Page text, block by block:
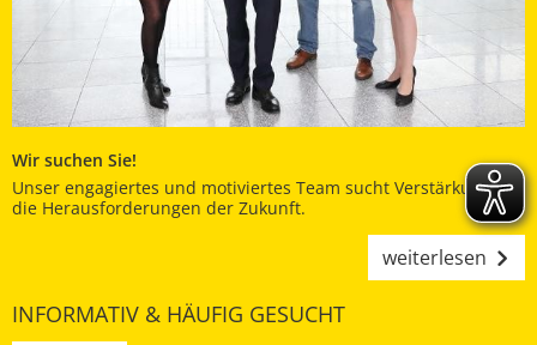
Wir suchen Sie!
Unser engagiertes und motiviertes Team sucht Verstärkung für
die Herausforderungen der Zukunft.
weiterlesen
INFORMATIV & HÄUFIG GESUCHT